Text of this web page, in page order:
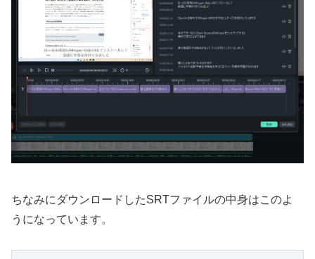
ちなみにダウンロードしたSRTファイルの中身はこのよ
うになっています。